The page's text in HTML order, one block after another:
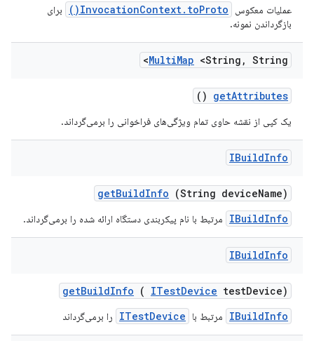
عملیات معکوس InvocationContext.toProto()
برای
بازگرداندن نمونه.
MultiMap <String , String>
getAttributes
()
یک کپی از نقشه حاوی تمام ویژگی‌های فراخوانی را برمی‌گرداند.
IBuildInfo
getBuildInfo (String deviceName)
IBuildInfo
مرتبط با نام پیکربندی دستگاه ارائه شده را برمی‌گرداند.
IBuildInfo
getBuildInfo ( ITestDevice testDevice)
IBuildInfo
مرتبط با ITestDevice را برمی‌گرداند